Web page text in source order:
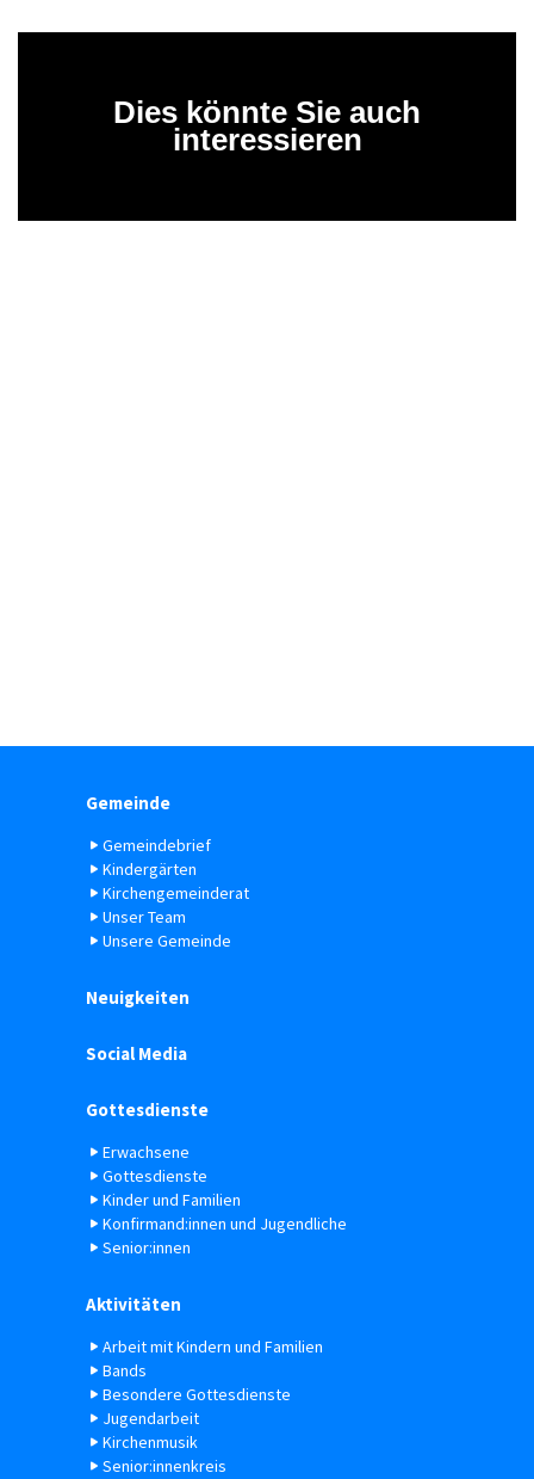
Dies könnte Sie auch
interessieren
Gemeinde
Gemeindebrief
Kindergärten
Kirchengemeinderat
Unser Team
Unsere Gemeinde
Neuigkeiten
Social Media
Gottesdienste
Erwachsene
Gottesdienste
Kinder und Familien
Konfirmand:innen und Jugendliche
Senior:innen
Aktivitäten
Arbeit mit Kindern und Familien
Bands
Besondere Gottesdienste
Jugendarbeit
Kirchenmusik
Senior:innenkreis